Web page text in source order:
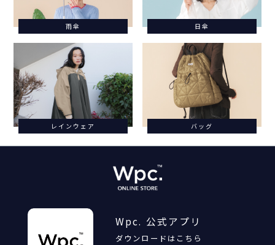
雨傘 日傘
レインウェア バッグ
Wpc. 公式アプリ
ダウンロードはこちら